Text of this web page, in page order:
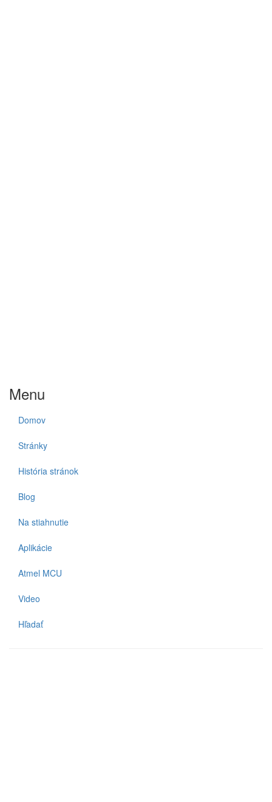
Menu
Domov
Stránky
História stránok
Blog
Na stiahnutie
Aplikácie
Atmel MCU
Video
Hľadať